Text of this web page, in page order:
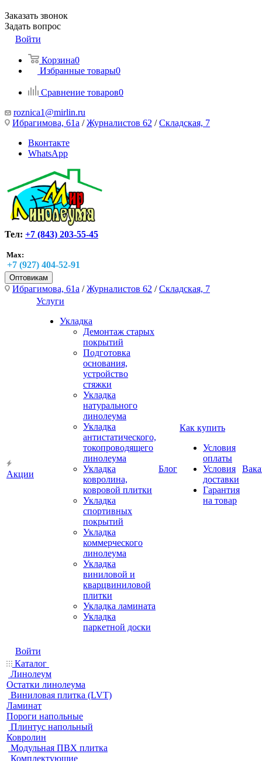
Заказать звонок
Задать вопрос
Войти
Корзина0
Избранные товары0
Сравнение товаров0
roznica1@mirlin.ru
Ибрагимова, 61а /Журналистов 62 /Складская, 7
Вконтакте
WhatsApp
Тел: +7 (843) 203-55-45
Max:
+7 (927) 404-52-91
Оптовикам
Ибрагимова, 61а /Журналистов 62 /Складская, 7
Акции
Услуги
Укладка
Демонтаж старых
покрытий
Подготовка
основания,
устройство
стяжки
Укладка
натурального
линолеума
Укладка
антистатического,
токопроводящего
линолеума
Укладка
ковролина,
ковровой плитки
Укладка
спортивных
покрытий
Укладка
коммерческого
линолеума
Укладка
виниловой и
кварцвиниловой
плитки
Укладка ламината
Укладка
паркетной доски
Блог
Как купить
Условия
оплаты
Условия
доставки
Гарантия
на товар
Войти
Каталог
Линолеум
Остатки линолеума
Виниловая плитка (LVT)
Ламинат
Пороги напольные
Плинтус напольный
Ковролин
Модульная ПВХ плитка
Комплектующие